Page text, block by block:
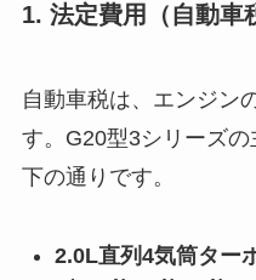
1. 法定費用（自動車
自動車税は、エンジン
す。G20型3シリーズ
下の通りです。
2.0L直列4気筒ター